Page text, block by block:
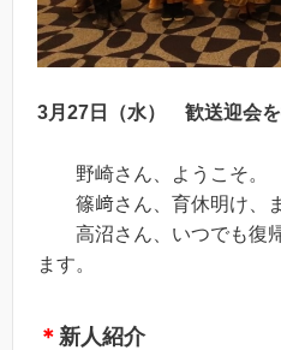
3月27日（水） 歓送迎会を
野崎さん、ようこそ。
篠﨑さん、育休明け、ま
高沼さん、いつでも復帰
ます。
＊ 新人紹介